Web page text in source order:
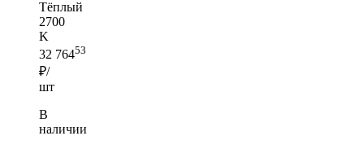
Тёплый
2700
K
32 76453
₽/
шт
В
наличии